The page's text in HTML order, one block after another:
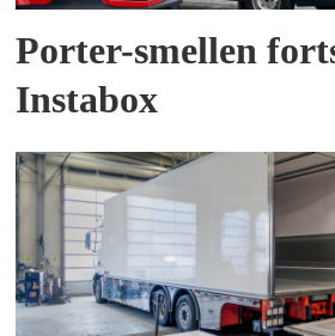
Porter-smellen
Instabox